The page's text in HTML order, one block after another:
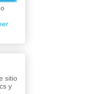
sitio
y